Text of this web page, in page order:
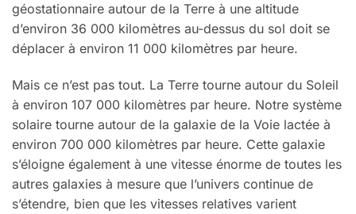
géostationnaire autour de la Terre à une altitude
d’environ 36 000 kilomètres au-dessus du sol doit se
déplacer à environ 11 000 kilomètres par heure.
Mais ce n’est pas tout. La Terre tourne autour du Soleil
à environ 107 000 kilomètres par heure. Notre système
solaire tourne autour de la galaxie de la Voie lactée à
environ 700 000 kilomètres par heure. Cette galaxie
s’éloigne également à une vitesse énorme de toutes les
autres galaxies à mesure que l’univers continue de
s’étendre, bien que les vitesses relatives varient